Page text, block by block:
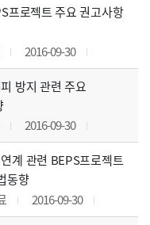
프로젝트 주요 권고사항
2016-09-30
방지 관련 주요
2016-09-30
계 관련 BEPS프로젝트
동향
2016-09-30